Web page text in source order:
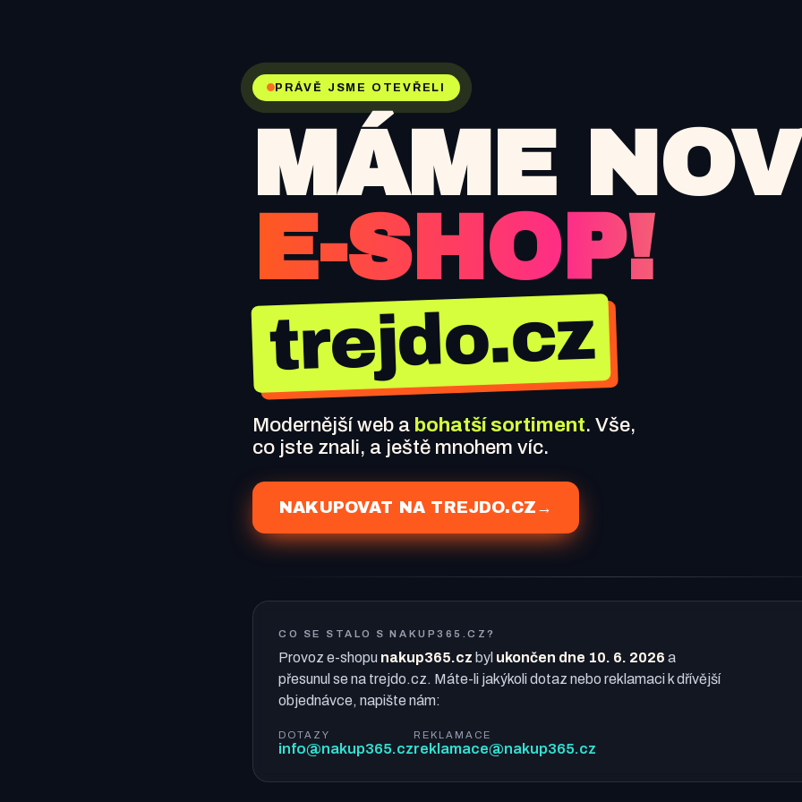
PRÁVĚ JSME OTEVŘELI
MÁME
E-SHOP!
trejdo.cz
Modernější web a bohatší sortiment. Vše,
co jste znali, a ještě mnohem víc.
NAKUPOVAT NA TREJDO.CZ →
CO SE STALO S NAKUP365.CZ?
Provoz e-shopu nakup365.cz byl ukončen dne 10. 6. 2026 a
přesunul se na trejdo.cz. Máte-li jakýkoli dotaz nebo reklamaci k dřívější
objednávce, napište nám:
DOTAZY
info@nakup365.cz
REKLAMACE
reklamace@nakup365.cz